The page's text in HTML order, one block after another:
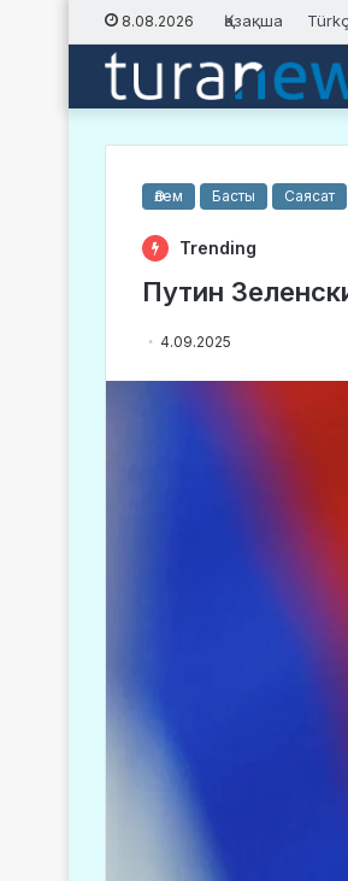
8.08.2026 Қазақша
Әлем Басты Саясат
Trending
Путин
4.09.2025